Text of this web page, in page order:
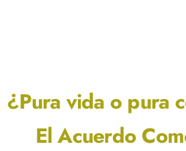
¿Pura vida o pura
El Acuerdo